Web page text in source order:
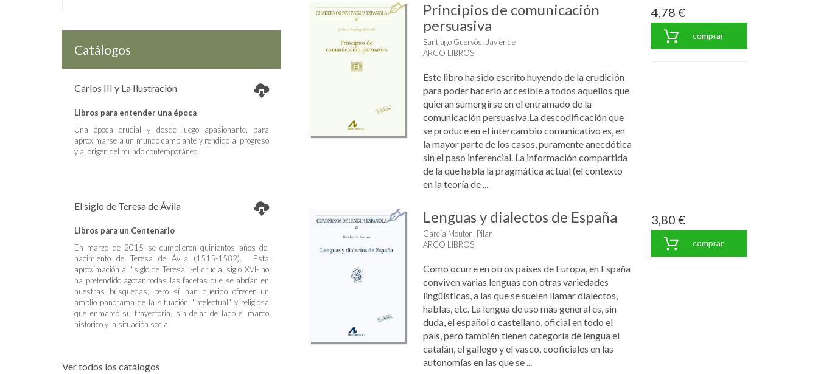
Catálogos
Carlos III y La Ilustración
Libros para entender una época
Una época crucial y desde luego apasionante, para
aproximarse a un mundo cambiante y rendido al progreso
y al origen del mundo contemporáneo.
El siglo de Teresa de Ávila
Libros para un Centenario
En marzo de 2015 se cumplieron quinientos años del
nacimiento de Teresa de Ávila (1515-1582). Esta
aproximación al "siglo de Teresa" -el crucial siglo XVI- no
ha pretendido agotar todas las facetas que se abrían en
nuestras búsquedas, pero sí han querido ofrecer un
amplio panorama de la situación "intelectual" y religiosa
que enmarcó su trayectoria, sin dejar de lado el marco
histórico y la situación social
Ver todos los catálogos
Principios de comunicación
persuasiva
Santiago Guervós, Javier de
ARCO LIBROS
Este libro ha sido escrito huyendo de la erudición
para poder hacerlo accesible a todos aquellos que
quieran sumergirse en el entramado de la
comunicación persuasiva.La descodificación que
se produce en el intercambio comunicativo es, en
la mayor parte de los casos, puramente anecdótica
sin el paso inferencial. La información compartida
de la que habla la pragmática actual (el contexto
en la teoría de ...
4,78 €
comprar
Lenguas y dialectos de España
García Mouton, Pilar
ARCO LIBROS
Como ocurre en otros países de Europa, en España
conviven varias lenguas con otras variedades
lingüísticas, a las que se suelen llamar dialectos,
hablas, etc. La lengua de uso más general es, sin
duda, el español o castellano, oficial en todo el
país, pero también tienen categoría de lengua el
catalán, el gallego y el vasco, cooficiales en las
autonomías en las que se ...
3,80 €
comprar